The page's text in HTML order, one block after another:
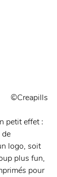
©Creapills
petit effet :
de
logo, soit
plus fun,
pour